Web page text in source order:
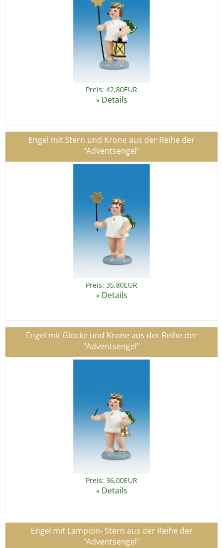
Preis: 42,80EUR
» Details
Engel mit Stern und Krone aus der Reihe der
"Adventsengel"
Preis: 35,80EUR
» Details
Engel mit Glocke und Krone aus der Reihe der
"Adventsengel"
Preis: 36,00EUR
» Details
Engel mit Lampion- Stern aus der Reihe der
"Adventsengel"